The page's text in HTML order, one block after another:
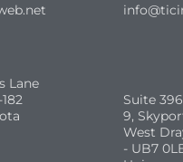
Lane
Suite
9,
West
- UB7